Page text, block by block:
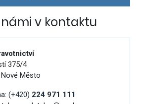
v kontaktu
375/4
Město
(+420) 224 971 111